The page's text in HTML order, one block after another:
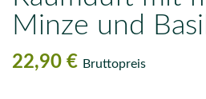
Minze und
22,90 € Bruttopreis